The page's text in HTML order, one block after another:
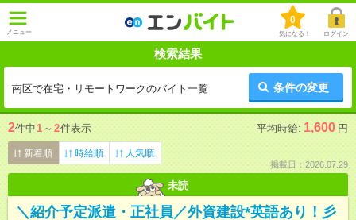
メニュー
0
気になる！ ログイン
検索結果
南区で在宅・リモートワークのバイト一覧 条件の変更
2件中1 ～ 2件表示 平均時給: 1,600 円
新着順 時給順 人気順
掲載日：2026.07.29
未読
＼紹介予定派遣・正社員／外資建設*英語あり！彡